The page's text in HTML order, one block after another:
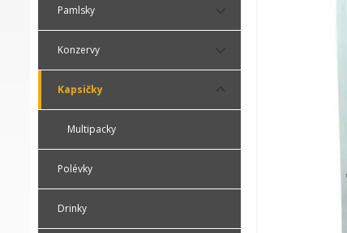
Pamlsky
Konzervy
Kapsičky
Multipacky
Polévky
Drinky